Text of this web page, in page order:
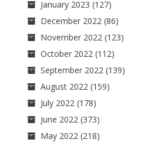
January 2023 (127)
December 2022(86)
November 2022(123)
October 2022(112)
September 2022(139)
August 2022(159)
July 2022(178)
June 2022(373)
May 2022(218)